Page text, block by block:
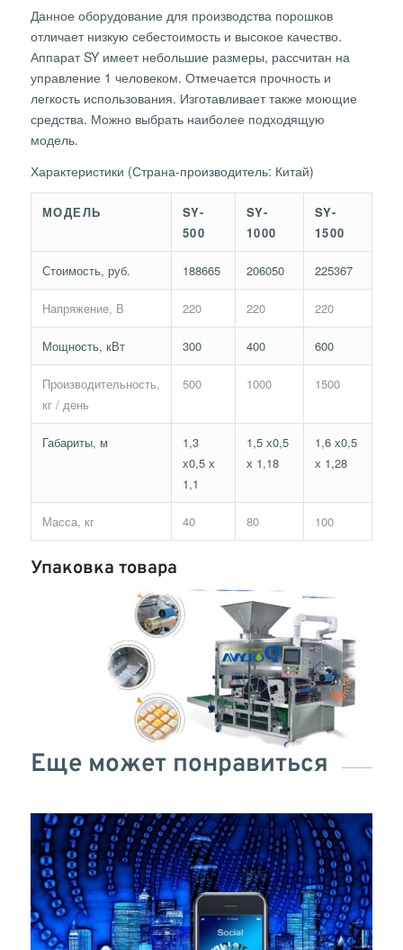
Данное оборудование для производства порошков
отличает низкую себестоимость и высокое качество.
Аппарат SY имеет небольшие размеры, рассчитан на
управление 1 человеком. Отмечается прочность и
легкость использования. Изготавливает также моющие
средства. Можно выбрать наиболее подходящую
модель.
Характеристики (Страна-производитель: Китай)
МОДЕЛЬ
SY-
500
SY-
1000
SY-
1500
Стоимость, руб. 188665 206050 225367
Напряжение, В 220 220 220
Мощность, кВт 300 400 600
Производительность,
кг / день
500 1000 1500
Габариты, м
1,3
х0,5 х
1,1
1,5 х0,5
х 1,18
1,6 х0,5
х 1,28
Масса, кг 40 80 100
Упаковка товара
Еще может понравиться